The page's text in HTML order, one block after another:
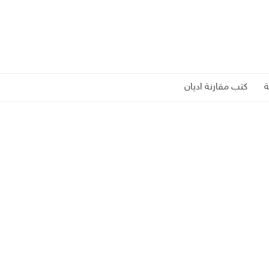
كتب مقارنة اديان